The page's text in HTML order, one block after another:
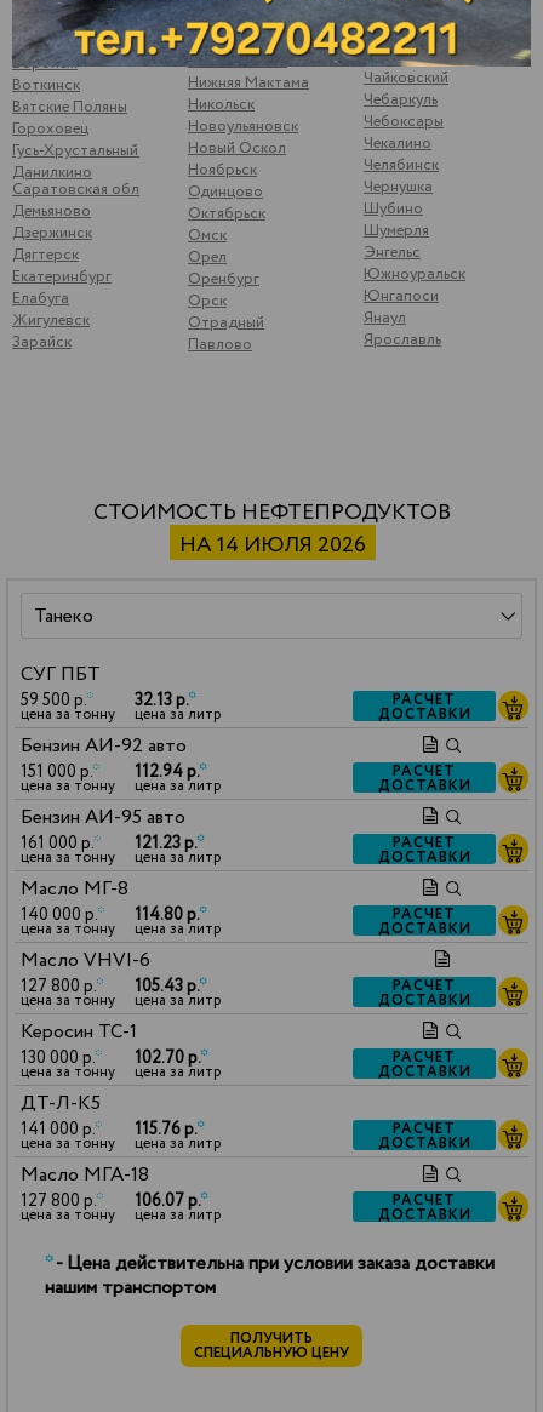
Волчанка
Вольск
Воронеж
Воткинск
Вятские Поляны
Гороховец
Гусь-Хрустальный
Данилкино
Саратовская обл
Демьяново
Дзержинск
Дягтерск
Екатеринбург
Елабуга
Жигулевск
Зарайск
Нижнекамск
Нижний Новгород
Нижний Тагил
Нижняя Мактама
Никольск
Новоульяновск
Новый Оскол
Ноябрьск
Одинцово
Октябрьск
Омск
Орел
Оренбург
Орск
Отрадный
Павлово
Уфа
Ухта
Цильна
Чайковский
Чебаркуль
Чебоксары
Чекалино
Челябинск
Чернушка
Шубино
Шумерля
Энгельс
Южноуральск
Юнгапоси
Янаул
Ярославль
СТОИМОСТЬ НЕФТЕПРОДУКТОВ
НА 14 ИЮЛЯ 2026
СУГ ПБТ
59 500 р.*
цена за тонну
32.13 р.*
цена за литр
РАСЧЕТ
ДОСТАВКИ
Бензин АИ-92 авто
151 000 р.*
цена за тонну
112.94 р.*
цена за литр
РАСЧЕТ
ДОСТАВКИ
Бензин АИ-95 авто
161 000 р.*
цена за тонну
121.23 р.*
цена за литр
РАСЧЕТ
ДОСТАВКИ
Масло МГ-8
140 000 р.*
цена за тонну
114.80 р.*
цена за литр
РАСЧЕТ
ДОСТАВКИ
Масло VHVI-6
127 800 р.*
цена за тонну
105.43 р.*
цена за литр
РАСЧЕТ
ДОСТАВКИ
Керосин ТС-1
130 000 р.*
цена за тонну
102.70 р.*
цена за литр
РАСЧЕТ
ДОСТАВКИ
ДТ-Л-К5
141 000 р.*
цена за тонну
115.76 р.*
цена за литр
РАСЧЕТ
ДОСТАВКИ
Масло МГА-18
127 800 р.*
цена за тонну
106.07 р.*
цена за литр
РАСЧЕТ
ДОСТАВКИ
*- Цена действительна при условии заказа доставки
нашим транспортом
ПОЛУЧИТЬ
СПЕЦИАЛЬНУЮ ЦЕНУ